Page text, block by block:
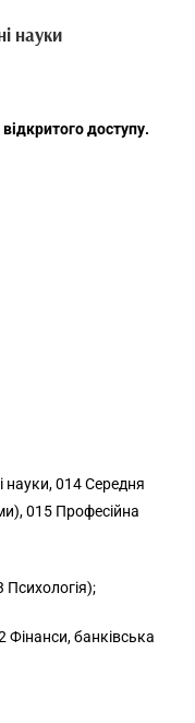
науки
доступу.
науки, 014 Середня
015 Професійна
Психологія);
Фінанси, банківська